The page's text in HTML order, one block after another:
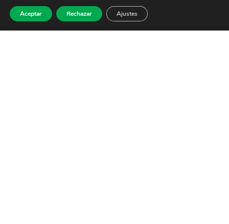
Aceptar Rechazar Ajustes